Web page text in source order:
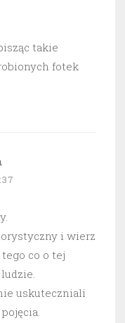
takie
fotek
i wierz
co o tej
uskuteczniali